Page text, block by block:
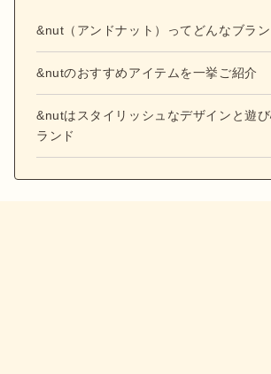
&nut（アンドナット）ってどんなブラン
&nutのおすすめアイテムを一挙ご紹介
&nutはスタイリッシュなデザインと遊
ランド